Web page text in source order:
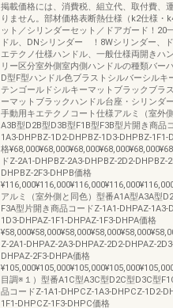
掲載価格には、消費税、組立代、取付費、
りません。部材価格表断熱仕様（k2仕様・
ット／シリンダーセット／ドアガード！20
ドル、DNシリンダー ！8Wシリンダー、
エテクノ仕様ハンドル、一般仕様両開きハ
リー区分室外側室内側ハンドルの種類バー
D型F型ハンドル色ブラストシルバーシルキ
テンゴールドシルキーマットブラックブラ
ーマットブラックハンドル台座・シリンダ
手動用キエテクノコート仕様アルミ（室外
A3B型D2B型D3B型F1B型F3B型片開き商品
1A3-DHPBZ-1D2-DHPBZ-1D3-DHPBZ-1F1-
格
ドZ-2A1-DHPBZ-2A3-DHPBZ-2D2-DHPBZ-
DHPBZ-2F3-DHPB価格
アルミ（室外側と同色）型番A1A型A3A型
F3A型片開き商品コードZ-1A1-DHPAZ-1A3-
1D3-DHPAZ-1F1-DHPAZ-1F3-DHPA価格
Z-2A1-DHPAZ-2A3-DHPAZ-2D2-DHPAZ-
DHPAZ-2F3-DHPA価格
目調※１）型番A1C型A3C型D2C型D3C型
品コードZ-1A1-DHPCZ-1A3-DHPCZ-1D2-
1F1-DHPCZ-1F3-DHPC価格